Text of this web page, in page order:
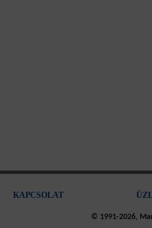
KAPCSOLAT
© 1991-2026,